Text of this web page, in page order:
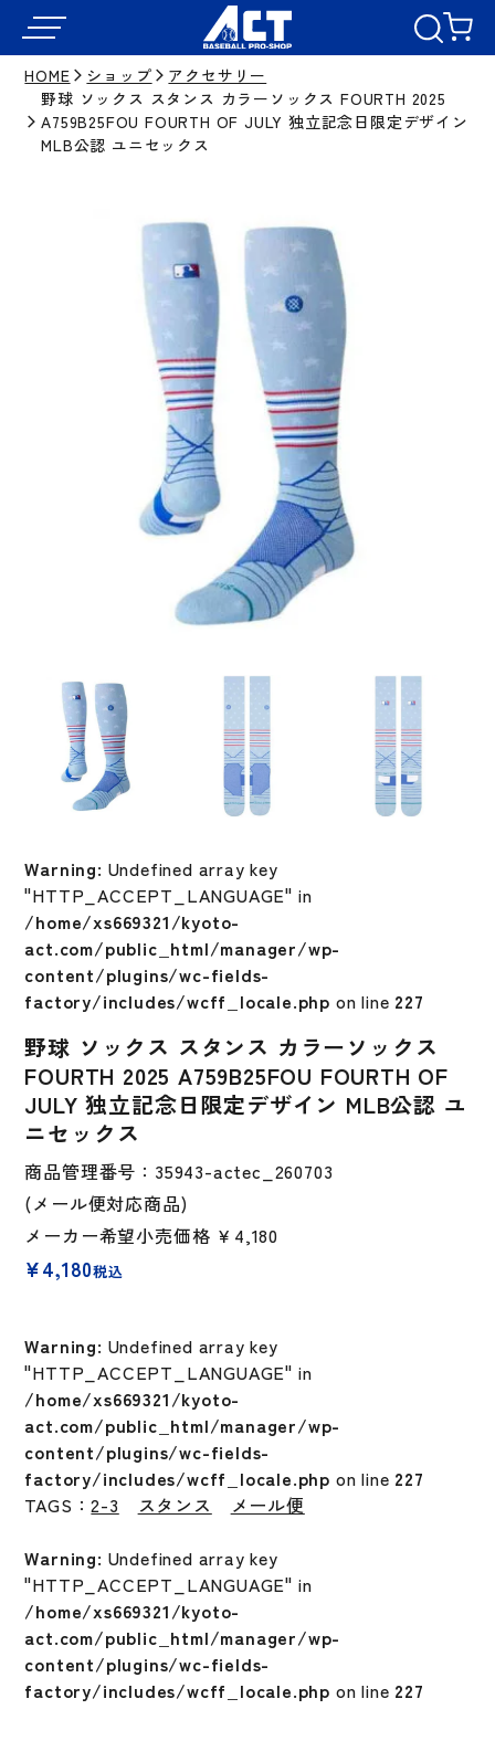
HOME ショップ
アクセサリー
野球 ソックス スタンス カラーソックス FOURTH 2025
A759B25FOU FOURTH OF JULY 独立記念日限定デザイン
MLB公認 ユニセックス
Warning: Undefined array key
"HTTP_ACCEPT_LANGUAGE" in
/home/xs669321/kyoto-
act.com/public_html/manager/wp-
content/plugins/wc-fields-
factory/includes/wcff_locale.php on line 227
野球 ソックス スタンス カラーソックス
FOURTH 2025 A759B25FOU FOURTH OF
JULY 独立記念日限定デザイン MLB公認 ユ
ニセックス
商品管理番号：35943-actec_260703
(メール便対応商品)
メーカー希望小売価格 ￥4,180
¥4,180税込
Warning: Undefined array key
"HTTP_ACCEPT_LANGUAGE" in
/home/xs669321/kyoto-
act.com/public_html/manager/wp-
content/plugins/wc-fields-
factory/includes/wcff_locale.php on line 227
TAGS：2-3 スタンス
メール便
Warning: Undefined array key
"HTTP_ACCEPT_LANGUAGE" in
/home/xs669321/kyoto-
act.com/public_html/manager/wp-
content/plugins/wc-fields-
factory/includes/wcff_locale.php on line 227